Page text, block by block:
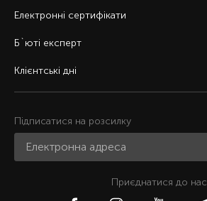
Електронні сертифікати
Б`юті експерт
Клієнтські дні
Підписатися на розсилку
Приєднатися до нас